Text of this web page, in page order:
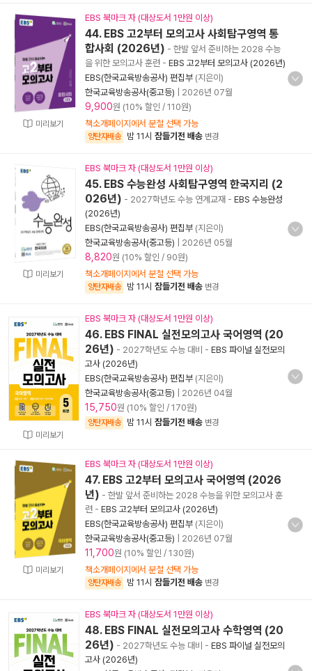
미리보기
EBS 북마크 자 (대상도서 1만원 이상)
44. EBS 고2부터 모의고사 사회탐구영역 통
합사회 (2026년) - 한발 앞서 준비하는 2028 수능
을 위한 모의고사 훈련 - EBS 고2부터 모의고사 (2026년)
EBS(한국교육방송공사) 편집부 (지은이)
한국교육방송공사(중고등)
2026년 07월
9,900원 (10% 할인 / 110원)
책소개페이지에서 분철 선택 가능
양탄자배송 밤 11시 잠들기전 배송 변경
미리보기
EBS 북마크 자 (대상도서 1만원 이상)
45. EBS 수능완성 사회탐구영역 한국지리 (2
026년) - 2027학년도 수능 연계교재 - EBS 수능완성
(2026년)
EBS(한국교육방송공사) 편집부 (지은이)
한국교육방송공사(중고등)
2026년 05월
8,820원 (10% 할인 / 90원)
책소개페이지에서 분철 선택 가능
양탄자배송 밤 11시 잠들기전 배송 변경
미리보기
EBS 북마크 자 (대상도서 1만원 이상)
46. EBS FINAL 실전모의고사 국어영역 (20
26년) - 2027학년도 수능 대비 - EBS 파이널 실전모의
고사 (2026년)
EBS(한국교육방송공사) 편집부 (지은이)
한국교육방송공사(중고등)
2026년 04월
15,750원 (10% 할인 / 170원)
양탄자배송 밤 11시 잠들기전 배송 변경
미리보기
EBS 북마크 자 (대상도서 1만원 이상)
47. EBS 고2부터 모의고사 국어영역 (2026
년) - 한발 앞서 준비하는 2028 수능을 위한 모의고사 훈
련 - EBS 고2부터 모의고사 (2026년)
EBS(한국교육방송공사) 편집부 (지은이)
한국교육방송공사(중고등)
2026년 07월
11,700원 (10% 할인 / 130원)
책소개페이지에서 분철 선택 가능
양탄자배송 밤 11시 잠들기전 배송 변경
EBS 북마크 자 (대상도서 1만원 이상)
48. EBS FINAL 실전모의고사 수학영역 (20
26년) - 2027학년도 수능 대비 - EBS 파이널 실전모의
고사 (2026년)